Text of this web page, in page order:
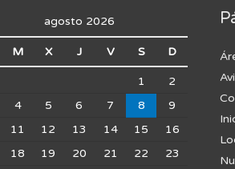
agosto 2026
M X J V S D
1
2
4 5 6 7 8
9
11 12 13 14 15
16
18 19 20 21 22 23